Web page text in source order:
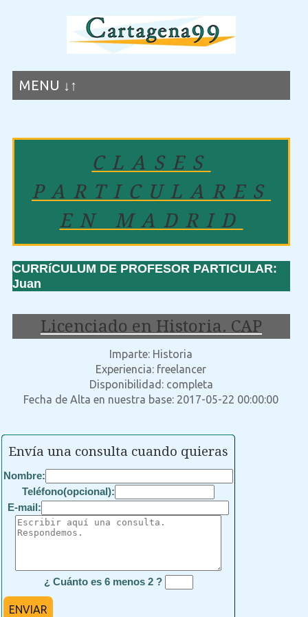
MENU ↓↑
CLASES
PARTICULARES
EN MADRID
CURRíCULUM DE PROFESOR PARTICULAR:
Juan
Licenciado en Historia. CAP
Imparte: Historia
Experiencia: freelancer
Disponibilidad: completa
Fecha de Alta en nuestra base: 2017-05-22 00:00:00
Envía una consulta cuando quieras
Nombre:
Teléfono(opcional):
E-mail:
¿ Cuánto es 6 menos 2 ?
ENVIAR